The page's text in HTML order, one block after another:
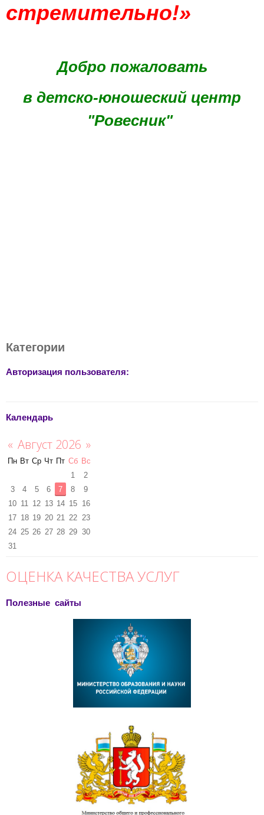
стремительно!»
Добро пожаловать
в детско-юношеский центр
"Ровесник"
Категории
Авторизация пользователя:
Календарь
« Август 2026 »
Пн Вт Ср Чт Пт Сб Вс
1
2
3
4 5 6 7 8
9
10 11 12 13 14 15
16
17 18 19 20 21 22
23
24 25 26 27 28 29 30
31
ОЦЕНКА КАЧЕСТВА УСЛУГ
Полезные сайты